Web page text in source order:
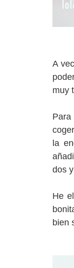
A
muy
Para
la
dos
He
bien